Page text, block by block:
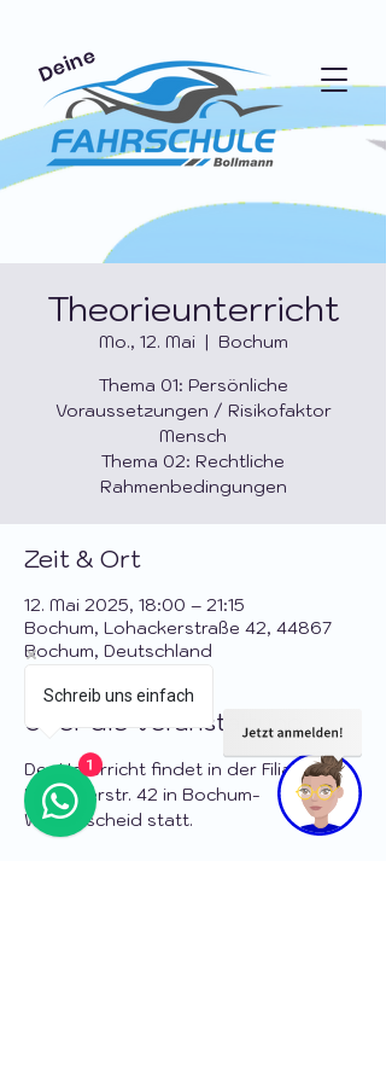
Deine
Theorieunterricht
Mo., 12. Mai
  |
Bochum
Thema 01: Persönliche
Voraussetzungen / Risikofaktor
Mensch
Thema 02: Rechtliche
Rahmenbedingungen
Zeit & Ort
12. Mai 2025, 18:00 – 21:15
Bochum, Lohackerstraße 42, 44867
Bochum, Deutschland
Über die Veranstaltung
Der Unterricht findet in der Filiale
Lohackerstr. 42 in Bochum-
Wattenscheid statt.
Schreib uns einfach
1